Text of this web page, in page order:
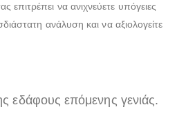
επιτρέπει να ανιχνεύετε υπόγειες
ανάλυση και να αξιολογείτε
εδάφους επόμενης γενιάς.